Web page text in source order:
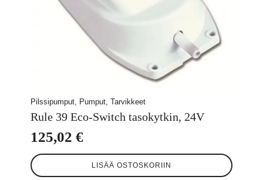
Pilssipumput, Pumput, Tarvikkeet
Rule 39 Eco-Switch tasokytkin, 24V
125,02 €
LISÄÄ OSTOSKORIIN